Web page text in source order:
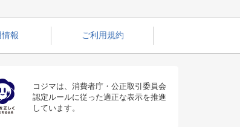
報 ご利用規約
コジマは、消費者庁・公正取引委員会
認定ルールに従った適正な表示を推進
しています。